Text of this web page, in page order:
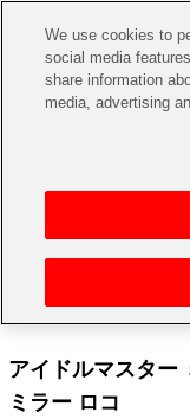
CHANNEL
ゲーム
アイドルマスターシ
アイドルマスター
アイドルマスター SideM
イベントグッズ
トイ・ホビー
アイ
アイドルマスター
ミラー ロコ
We use cookies to
social media
share information
media, advertising